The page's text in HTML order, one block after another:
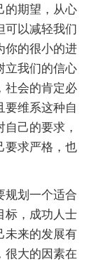
的期望，从心
可以减轻我们
你的很小的进
立我们的信心
社会的肯定必
要维系这种自
己的要求，
要求严格，也
规划一个适合
标，成功人士
未来的发展有
很大的因素在